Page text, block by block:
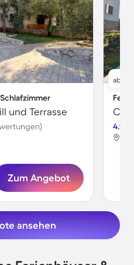
Schlafzimmer
und Terrasse
Zum Angebot
ab
4.9
ansehen